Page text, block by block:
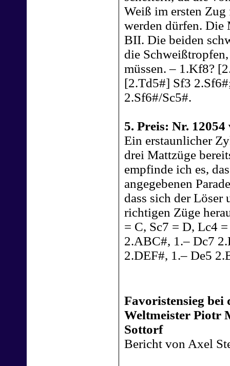
Weiß im ersten
werden dürfen. Die
BII. Die beiden
die
müssen. – 1.Kf8?
[2.Td5#] Sf3
2.Sf6#/Sc5#.
5. Preis: Nr.
Ein erstaunlicher
drei Mattzüge
empfinde ich es,
angegebenen
dass sich der
richtigen Züge
= C, Sc7 = D, Lc4
2.ABC#, 1.– Dc7
2.DEF#, 1.– De5
Favoristensieg bei
Weltmeister Piotr
Sottorf
Bericht von Axel